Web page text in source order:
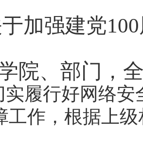
加强建党
院、部门，
行好网络安
工作，根据上